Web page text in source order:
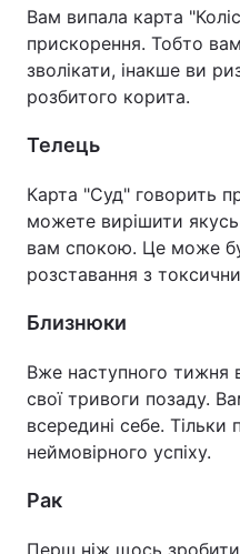
Вам випала карта
прискорення. Тобто
зволікати, інакше ви
розбитого корита.
Телець
Карта "Суд" говорить
можете вирішити
вам спокою. Це може
розставання з
Близнюки
Вже наступного тижня
свої тривоги позаду.
всередині себе. Тільки
неймовірного успіху.
Рак
Перш ніж щось